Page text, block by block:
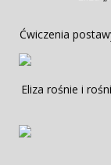
Ćwiczenia
Eliza rośnie i